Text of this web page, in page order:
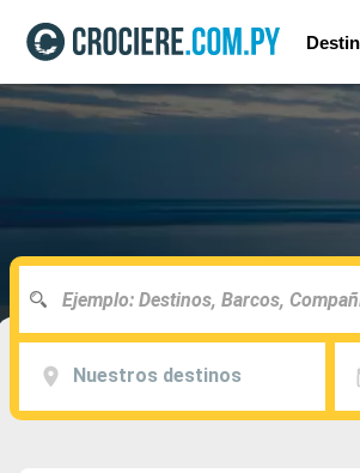
Nuestros destinos